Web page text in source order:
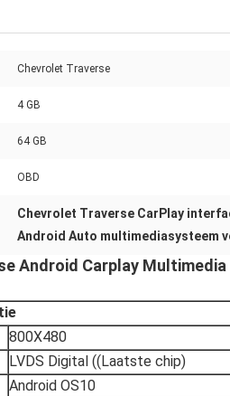
Chevrolet Traverse
4 GB
64 GB
OBD
Chevrolet Traverse CarPlay
Android Auto multimediasysteem
Android Carplay
800X480
LVDS Digital ((Laatste chip)
Android OS10